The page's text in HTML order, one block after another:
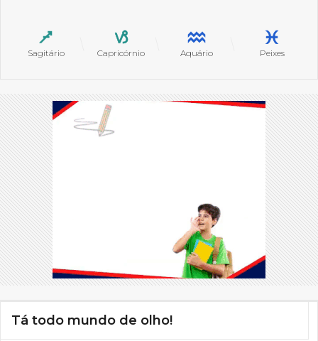
Sagitário Capricórnio Aquário Peixes
Tá todo mundo de olho!